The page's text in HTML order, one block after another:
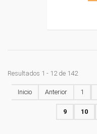
Resultados 1 - 12 de 142
Inicio Anterior 1
9 10